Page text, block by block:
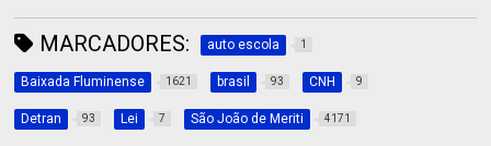
MARCADORES: auto escola 1
Baixada Fluminense 1621 brasil 93 CNH 9
Detran 93 Lei 7 São João de Meriti 4171